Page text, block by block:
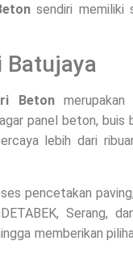
sendiri memiliki
Batujaya
Betonmerupakan
panel beton, buis
lebih dari
pencetakan
Serang,
memberikan